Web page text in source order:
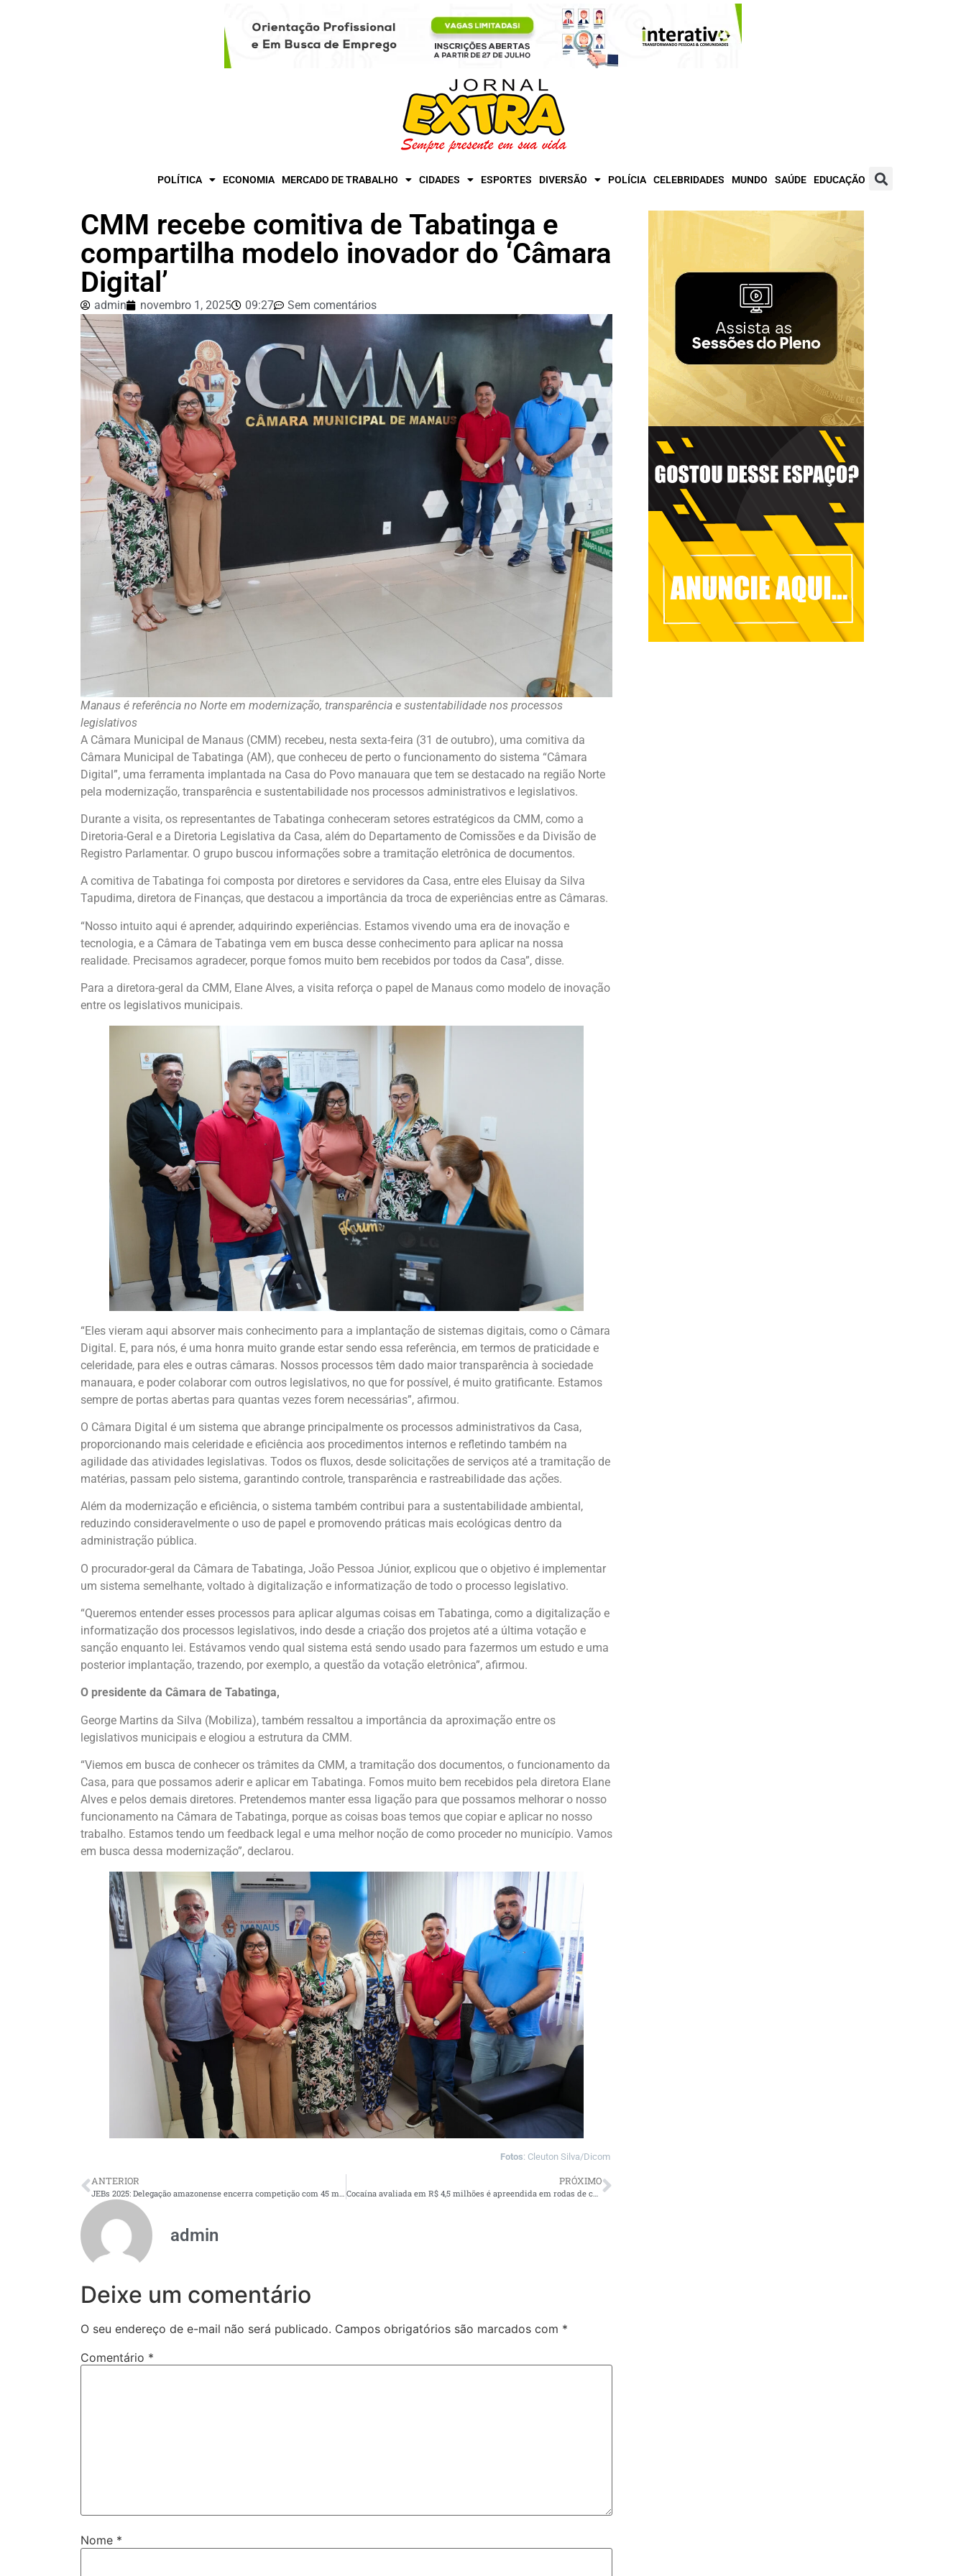
POLÍTICA ECONOMIA MERCADO DE TRABALHO CIDADES ESPORTES DIVERSÃO POLÍCIA CELEBRIDADES MUNDO SAÚDE EDUCAÇÃO
CMM recebe comitiva de Tabatinga e
compartilha modelo inovador do ‘Câmara
Digital’
admin novembro 1, 2025 09:27 Sem comentários
Manaus é referência no Norte em modernização, transparência e sustentabilidade nos processos
legislativos
A Câmara Municipal de Manaus (CMM) recebeu, nesta sexta-feira (31 de outubro), uma comitiva da
Câmara Municipal de Tabatinga (AM), que conheceu de perto o funcionamento do sistema “Câmara
Digital”, uma ferramenta implantada na Casa do Povo manauara que tem se destacado na região Norte
pela modernização, transparência e sustentabilidade nos processos administrativos e legislativos.
Durante a visita, os representantes de Tabatinga conheceram setores estratégicos da CMM, como a
Diretoria-Geral e a Diretoria Legislativa da Casa, além do Departamento de Comissões e da Divisão de
Registro Parlamentar. O grupo buscou informações sobre a tramitação eletrônica de documentos.
A comitiva de Tabatinga foi composta por diretores e servidores da Casa, entre eles Eluisay da Silva
Tapudima, diretora de Finanças, que destacou a importância da troca de experiências entre as Câmaras.
“Nosso intuito aqui é aprender, adquirindo experiências. Estamos vivendo uma era de inovação e
tecnologia, e a Câmara de Tabatinga vem em busca desse conhecimento para aplicar na nossa
realidade. Precisamos agradecer, porque fomos muito bem recebidos por todos da Casa”, disse.
Para a diretora-geral da CMM, Elane Alves, a visita reforça o papel de Manaus como modelo de inovação
entre os legislativos municipais.
“Eles vieram aqui absorver mais conhecimento para a implantação de sistemas digitais, como o Câmara
Digital. E, para nós, é uma honra muito grande estar sendo essa referência, em termos de praticidade e
celeridade, para eles e outras câmaras. Nossos processos têm dado maior transparência à sociedade
manauara, e poder colaborar com outros legislativos, no que for possível, é muito gratificante. Estamos
sempre de portas abertas para quantas vezes forem necessárias”, afirmou.
O Câmara Digital é um sistema que abrange principalmente os processos administrativos da Casa,
proporcionando mais celeridade e eficiência aos procedimentos internos e refletindo também na
agilidade das atividades legislativas. Todos os fluxos, desde solicitações de serviços até a tramitação de
matérias, passam pelo sistema, garantindo controle, transparência e rastreabilidade das ações.
Além da modernização e eficiência, o sistema também contribui para a sustentabilidade ambiental,
reduzindo consideravelmente o uso de papel e promovendo práticas mais ecológicas dentro da
administração pública.
O procurador-geral da Câmara de Tabatinga, João Pessoa Júnior, explicou que o objetivo é implementar
um sistema semelhante, voltado à digitalização e informatização de todo o processo legislativo.
“Queremos entender esses processos para aplicar algumas coisas em Tabatinga, como a digitalização e
informatização dos processos legislativos, indo desde a criação dos projetos até a última votação e
sanção enquanto lei. Estávamos vendo qual sistema está sendo usado para fazermos um estudo e uma
posterior implantação, trazendo, por exemplo, a questão da votação eletrônica”, afirmou.
O presidente da Câmara de Tabatinga,
George Martins da Silva (Mobiliza), também ressaltou a importância da aproximação entre os
legislativos municipais e elogiou a estrutura da CMM.
“Viemos em busca de conhecer os trâmites da CMM, a tramitação dos documentos, o funcionamento da
Casa, para que possamos aderir e aplicar em Tabatinga. Fomos muito bem recebidos pela diretora Elane
Alves e pelos demais diretores. Pretendemos manter essa ligação para que possamos melhorar o nosso
funcionamento na Câmara de Tabatinga, porque as coisas boas temos que copiar e aplicar no nosso
trabalho. Estamos tendo um feedback legal e uma melhor noção de como proceder no município. Vamos
em busca dessa modernização”, declarou.
Fotos: Cleuton Silva/Dicom
ANTERIOR PRÓXIMO
admin
Deixe um comentário
O seu endereço de e-mail não será publicado. Campos obrigatórios são marcados com *
Comentário *
Nome *